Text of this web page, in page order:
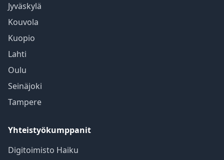
Jyväskylä
Kouvola
Kuopio
Lahti
Oulu
Seinäjoki
Tampere
Yhteistyökumppanit
Digitoimisto Haiku